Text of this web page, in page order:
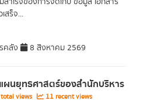
สร็จ...
คลัง 8 สิงหาคม 2569
ผนยุทธศาสตร์ของสำนักบริหาร
views 11 recent views